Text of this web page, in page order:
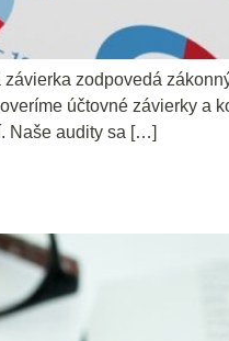
zodpovedá
účtovné závierky a
Naše audity sa […]